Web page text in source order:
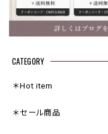
CATEGORY
＊Hot item
＊セール商品